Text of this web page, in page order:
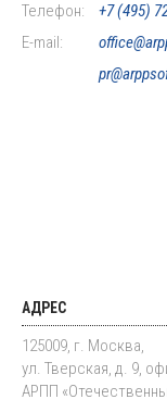
Телефон:
+7 (495)
E-mail:
АДРЕС
125009, г. Москва,
ул. Тверская, д. 9,
АРПП